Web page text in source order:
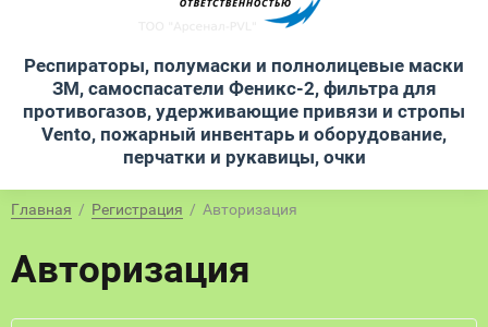
Респираторы, полумаски и полнолицевые маски
ЗМ, самоспасатели Феникс-2, фильтра для
противогазов, удерживающие привязи и стропы
Vento, пожарный инвентарь и оборудование,
перчатки и рукавицы, очки
Главная
  /
Регистрация
  /  Авторизация
Авторизация